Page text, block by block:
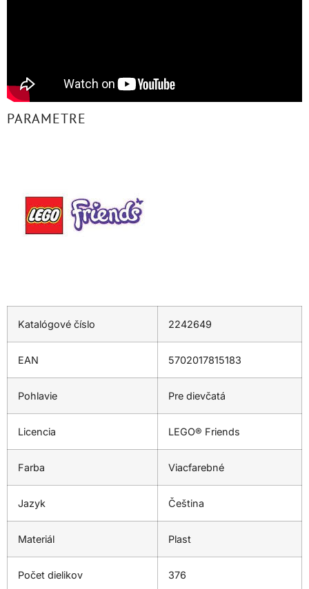
PARAMETRE
Katalógové číslo 2242649
EAN 5702017815183
Pohlavie Pre dievčatá
Licencia LEGO® Friends
Farba Viacfarebné
Jazyk Čeština
Materiál Plast
Počet dielikov 376